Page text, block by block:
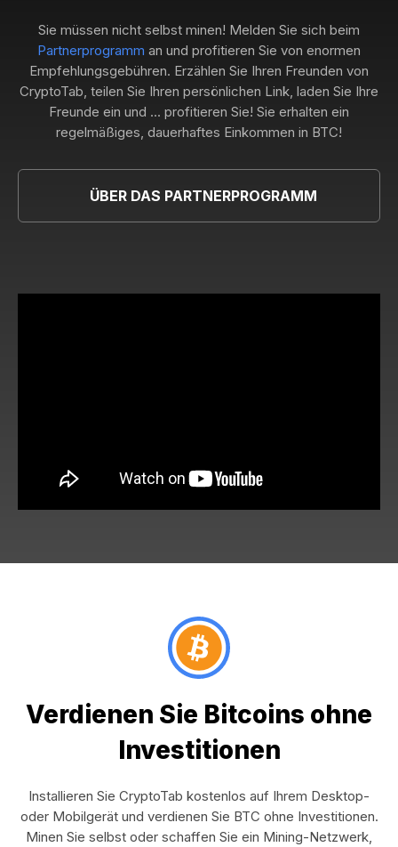
Sie müssen nicht selbst minen! Melden Sie sich beim
Partnerprogramm an und profitieren Sie von enormen
Empfehlungsgebühren. Erzählen Sie Ihren Freunden von
CryptoTab, teilen Sie Ihren persönlichen Link, laden Sie Ihre
Freunde ein und ... profitieren Sie! Sie erhalten ein
regelmäßiges, dauerhaftes Einkommen in BTC!
ÜBER DAS PARTNERPROGRAMM
Verdienen Sie Bitcoins ohne
Investitionen
Installieren Sie CryptoTab kostenlos auf Ihrem Desktop-
oder Mobilgerät und verdienen Sie BTC ohne Investitionen.
Minen Sie selbst oder schaffen Sie ein Mining-Netzwerk,